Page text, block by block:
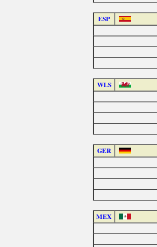
ESP
WLS
GER
MEX